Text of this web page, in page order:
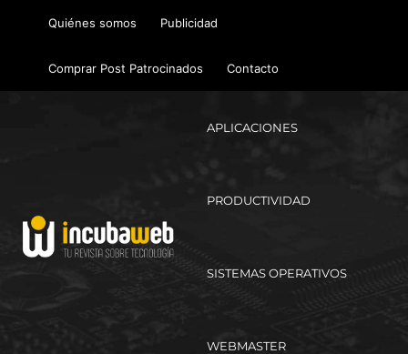
Quiénes somos Publicidad
Comprar Post Patrocinados Contacto
APLICACIONES
PRODUCTIVIDAD
SISTEMAS OPERATIVOS
WEBMASTER